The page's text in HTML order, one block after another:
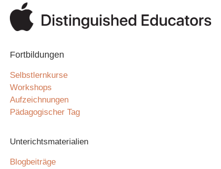
Fortbildungen
Selbstlernkurse
Workshops
Aufzeichnungen
Pädagogischer Tag
Unterichtsmaterialien
Blogbeiträge